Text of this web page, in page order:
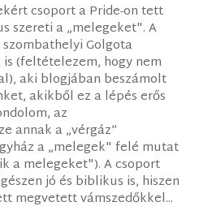
csoport a Pride-on tett
szereti a „melegeket". A
Golgota
(feltételezem, hogy nem
aki blogjában beszámolt
akikből ez a lépés erős
az
annak a „vérgáz”
a „melegek" felé mutat
a melegeket"). A csoport
jó és biblikus is, hiszen
megvetett vámszedőkkel...